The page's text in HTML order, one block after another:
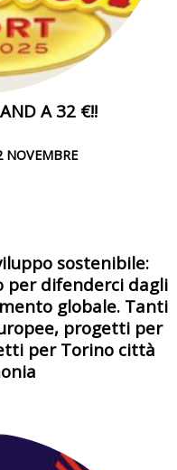
A 32 €!!
NOVEMBRE
sostenibile:
per difenderci dagli
globale. Tanti
progetti per
per Torino città